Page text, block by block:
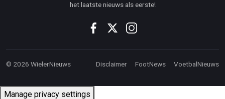
het laatste nieuws als eerste!
© 2026 WielerNieuws Disclaimer FootNews VoetbalNieuws
Manage privacy settings